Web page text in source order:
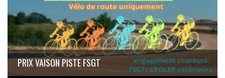
PRIX VAISON PISTE FSGT